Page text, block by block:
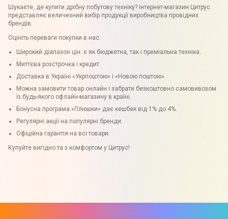
Шукаєте, де купити дрібну побутову техніку? Інтернет-магазин Цитрус
представляє величезний вибір продукції виробництва провідних
брендів.
Оцініть переваги покупки в нас:
Широкий діапазон цін: є як бюджетна, так і преміальна техніка.
Миттєва розстрочка і кредит.
Доставка в Україні «Укрпоштою» і «Новою поштою».
Можна замовити товар онлайн і забрати безкоштовно самовивозом
із будь-якого офлайн-магазину в країні.
Бонусна програма «Плюшки» дає кешбек від 1% до 4%.
Регулярні акції на популярні бренди.
Офіційна гарантія на всі товари.
Купуйте вигідно та з комфортом у Цитрус!